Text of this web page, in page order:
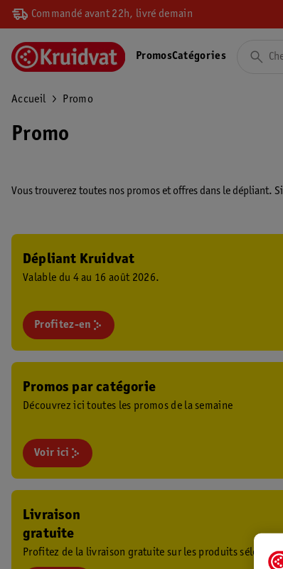
Commandé avant 22h, livré demain
PromosCatégories
Accueil Promo
Promo
Vous trouverez toutes nos promos et offres dans le dépliant.
Dépliant Kruidvat
Valable du 4 au 16 août 2026.
Profitez-en
Promos par catégorie
Découvrez ici toutes les promos de la semaine
Voir ici
Livraison
gratuite
Profitez de la livraison gratuite sur les produits